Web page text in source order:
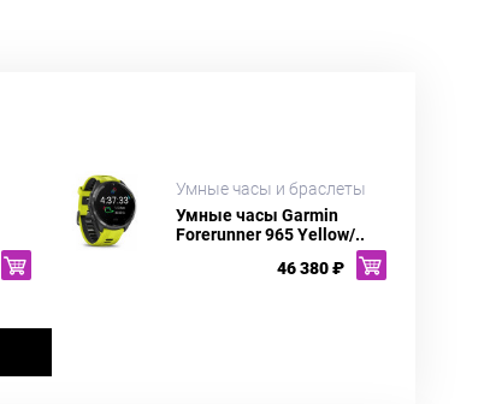
Умные часы и браслеты
Умные часы Garmin
Forerunner 965 Yellow/..
46 380 ₽